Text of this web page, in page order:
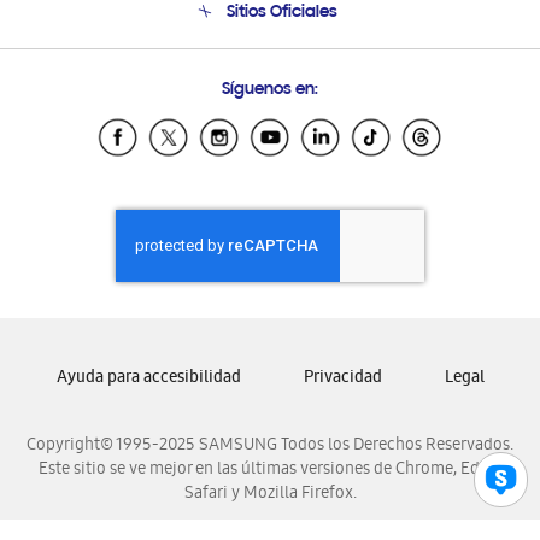
Condiciones de Compra
Soporte vía eMail
Sitios Oficiales
Samsung Ecuador
Samsung El Salvador
Samsung Honduras
Samsung Nicaragua
Samsung Panamá
Samsung Venezuela
Síguenos en:
Copyright© 1995-2025 SAMSUNG Todos los Derechos Reservados.
Este sitio se ve mejor en las últimas versiones de Chrome, Edge,
Safari y Mozilla Firefox.
Ayuda para accesibilidad Privacidad Legal